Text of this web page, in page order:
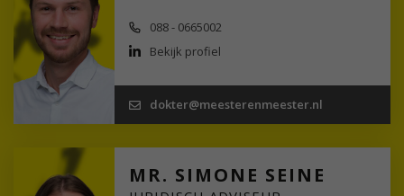
088 - 0665002
Bekijk profiel
dokter@meesterenmeester.nl
MR. SIMONE SEINE